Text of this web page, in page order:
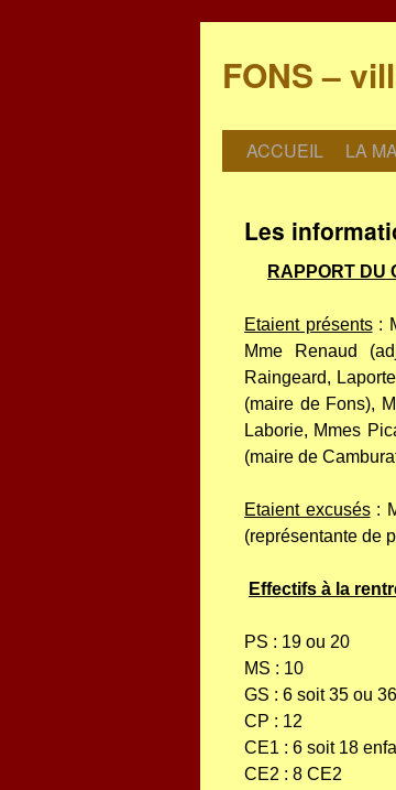
FONS –
ACCUEIL LA
Les
RAPPORT DU
Etaient présents:
Mme Renaud
Raingeard,
(maire de Fons),
Laborie, Mmes
(maire de
Etaient excusés:
(représentante de
Effectifs à la
PS : 19 ou 20
MS : 10
GS : 6 soit 35 ou
CP : 12
CE1 : 6 soit 18
CE2 : 8 CE2